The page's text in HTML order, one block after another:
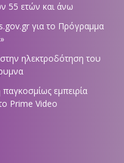
55 ετών και άνω
για το Πρόγραμμα
ηλεκτροδότηση του
εμπειρία
Prime Video